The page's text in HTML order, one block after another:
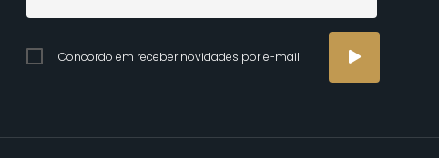
Concordo em receber novidades por e-mail